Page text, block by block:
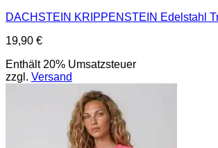
DACHSTEIN KRIPPENSTEIN Edelstahl
19,90 €
Enthält 20% Umsatzsteuer
zzgl. Versand